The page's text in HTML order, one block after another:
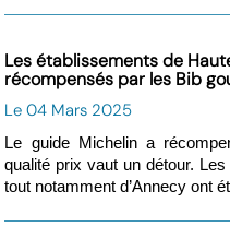
Les établissements de
récompensés par les Bib
Le 04 Mars 2025
Le guide Michelin a
qualité prix vaut un détour.
tout notamment d’Annecy ont